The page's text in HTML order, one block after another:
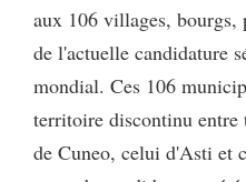
aux 106 villages,
de l'actuelle candidature
mondial. Ces 106
territoire discontinu entre
de Cuneo, celui d'Asti et